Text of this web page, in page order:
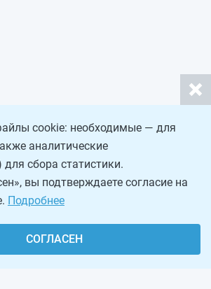
cookie: необходимые — для
аналитические
сбора статистики.
вы подтверждаете согласие на
Подробнее
СОГЛАСЕН